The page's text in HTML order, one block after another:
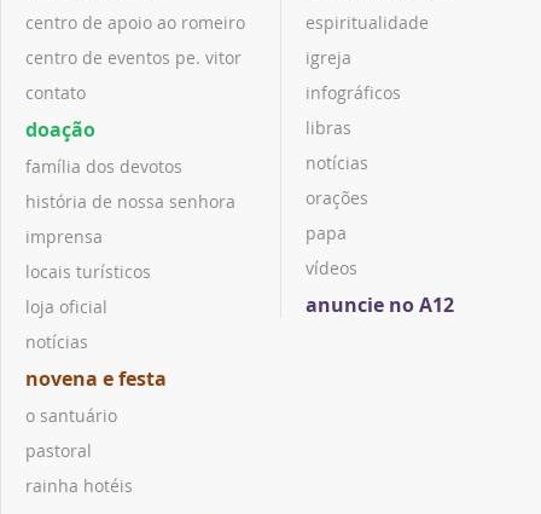
centro de apoio ao romeiro
centro de eventos pe. vitor
contato
doação
família dos devotos
história de nossa senhora
imprensa
locais turísticos
loja oficial
notícias
novena e festa
o santuário
pastoral
rainha hotéis
espiritualidade
igreja
infográficos
libras
notícias
orações
papa
vídeos
anuncie no A12